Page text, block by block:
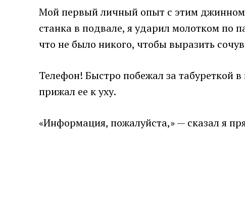
Мой первый личный опыт с этим джинном
станка в подвале, я ударил молотком по
что не было никого, чтобы выразить
Телефон! Быстро побежал за табуреткой
прижал ее к уху.
«Информация, пожалуйста,» — сказал я